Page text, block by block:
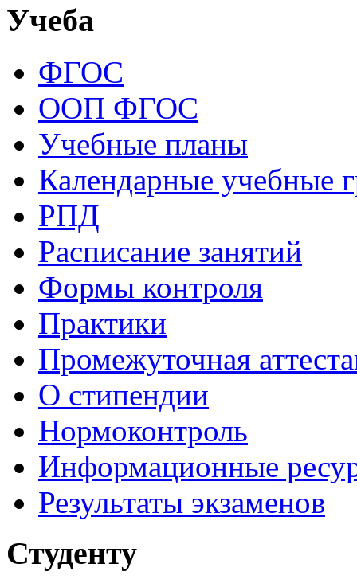
Учеба
ФГОС
ООП ФГОС
Учебные планы
Календарные учебные
РПД
Расписание занятий
Формы контроля
Практики
Промежуточная
О стипендии
Нормоконтроль
Информационные
Результаты экзаменов
Студенту